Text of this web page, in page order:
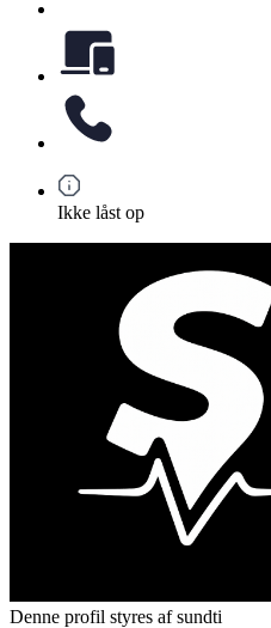
Ikke låst op
Denne profil styres af sundti